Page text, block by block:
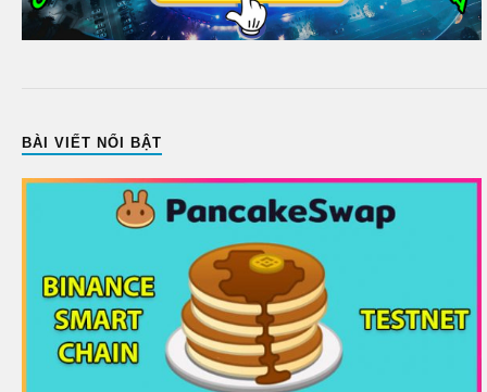
BÀI VIẾT NỔI BẬT